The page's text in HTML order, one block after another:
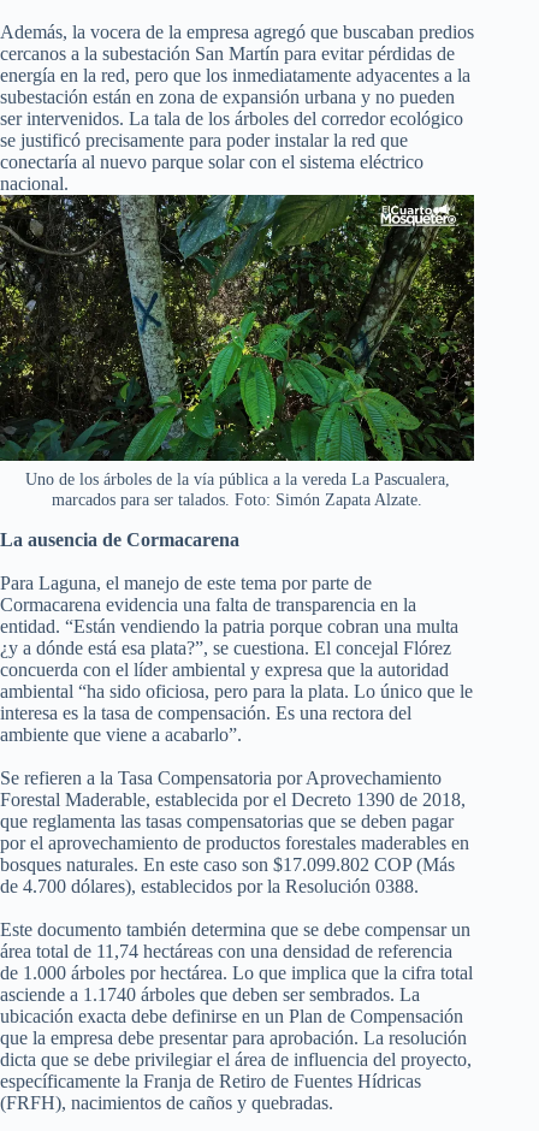
Además, la vocera de la empresa agregó que buscaban predios
cercanos a la subestación San Martín para evitar pérdidas de
energía en la red, pero que los inmediatamente adyacentes a la
subestación están en zona de expansión urbana y no pueden
ser intervenidos. La tala de los árboles del corredor ecológico
se justificó precisamente para poder instalar la red que
conectaría al nuevo parque solar con el sistema eléctrico
nacional.
Uno de los árboles de la vía pública a la vereda La Pascualera,
marcados para ser talados. Foto: Simón Zapata Alzate.
La ausencia de Cormacarena
Para Laguna, el manejo de este tema por parte de
Cormacarena evidencia una falta de transparencia en la
entidad. “Están vendiendo la patria porque cobran una multa
¿y a dónde está esa plata?”, se cuestiona. El concejal Flórez
concuerda con el líder ambiental y expresa que la autoridad
ambiental “ha sido oficiosa, pero para la plata. Lo único que le
interesa es la tasa de compensación. Es una rectora del
ambiente que viene a acabarlo”.
Se refieren a la Tasa Compensatoria por Aprovechamiento
Forestal Maderable, establecida por el Decreto 1390 de 2018,
que reglamenta las tasas compensatorias que se deben pagar
por el aprovechamiento de productos forestales maderables en
bosques naturales. En este caso son $17.099.802 COP (Más
de 4.700 dólares), establecidos por la Resolución 0388.
Este documento también determina que se debe compensar un
área total de 11,74 hectáreas con una densidad de referencia
de 1.000 árboles por hectárea. Lo que implica que la cifra total
asciende a 1.1740 árboles que deben ser sembrados. La
ubicación exacta debe definirse en un Plan de Compensación
que la empresa debe presentar para aprobación. La resolución
dicta que se debe privilegiar el área de influencia del proyecto,
específicamente la Franja de Retiro de Fuentes Hídricas
(FRFH), nacimientos de caños y quebradas.